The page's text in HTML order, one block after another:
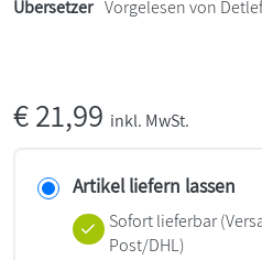
Übersetzer Vorgelesen von
€21,99 inkl. MwSt.
Artikel liefern lassen
Sofort lieferbar
Post/DHL)